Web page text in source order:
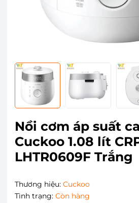
Nồi cơm áp suất
Cuckoo 1.08 lít
LHTR0609F Trắng
Thương hiệu: Cuckoo
Tình trạng: Còn hàng